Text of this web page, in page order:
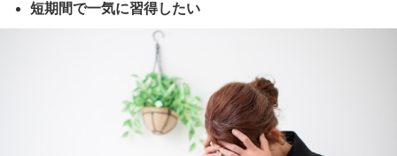
短期間で一気に習得したい